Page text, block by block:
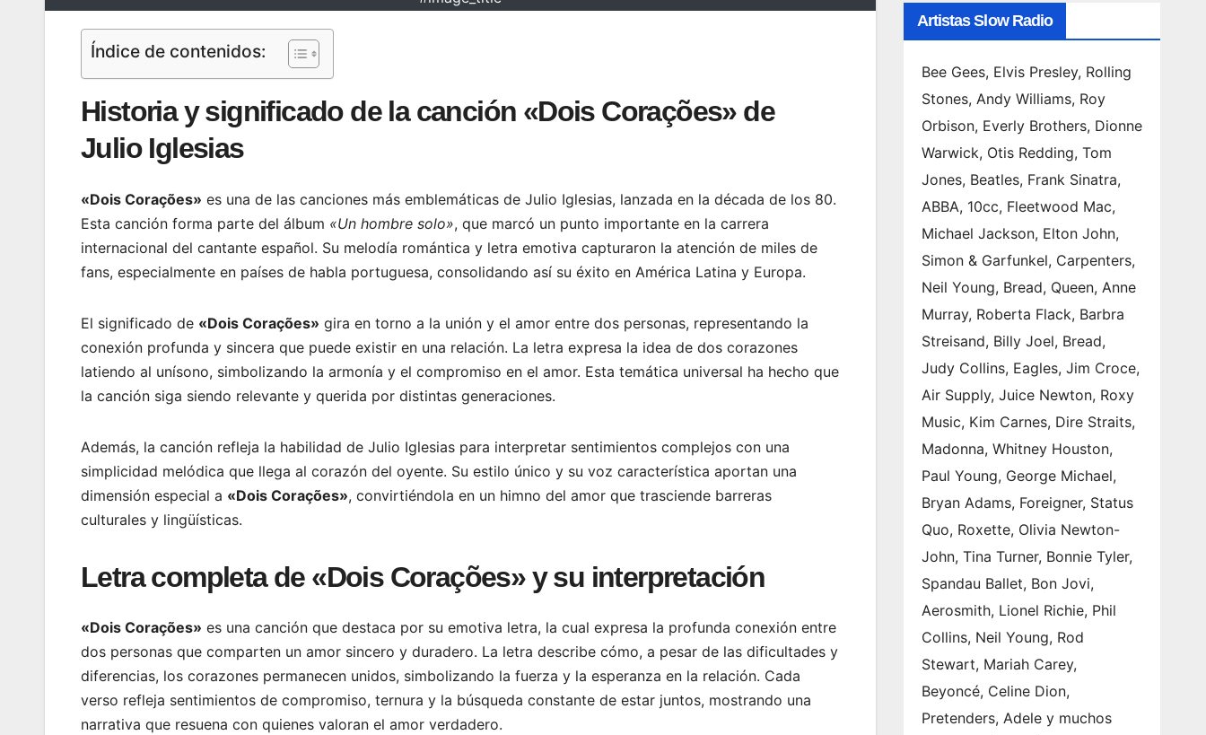
Índice de contenidos:
Historia y significado de la canción «Dois Corações» de
Julio Iglesias
«Dois Corações» es una de las canciones más emblemáticas de Julio Iglesias, lanzada en la década de los 80.
Esta canción forma parte del álbum «Un hombre solo», que marcó un punto importante en la carrera
internacional del cantante español. Su melodía romántica y letra emotiva capturaron la atención de miles de
fans, especialmente en países de habla portuguesa, consolidando así su éxito en América Latina y Europa.
El significado de «Dois Corações» gira en torno a la unión y el amor entre dos personas, representando la
conexión profunda y sincera que puede existir en una relación. La letra expresa la idea de dos corazones
latiendo al unísono, simbolizando la armonía y el compromiso en el amor. Esta temática universal ha hecho que
la canción siga siendo relevante y querida por distintas generaciones.
Además, la canción refleja la habilidad de Julio Iglesias para interpretar sentimientos complejos con una
simplicidad melódica que llega al corazón del oyente. Su estilo único y su voz característica aportan una
dimensión especial a «Dois Corações», convirtiéndola en un himno del amor que trasciende barreras
culturales y lingüísticas.
Letra completa de «Dois Corações» y su interpretación
«Dois Corações» es una canción que destaca por su emotiva letra, la cual expresa la profunda conexión entre
dos personas que comparten un amor sincero y duradero. La letra describe cómo, a pesar de las dificultades y
diferencias, los corazones permanecen unidos, simbolizando la fuerza y la esperanza en la relación. Cada
verso refleja sentimientos de compromiso, ternura y la búsqueda constante de estar juntos, mostrando una
narrativa que resuena con quienes valoran el amor verdadero.
Artistas Slow Radio
Bee Gees, Elvis Presley, Rolling
Stones, Andy Williams, Roy
Orbison, Everly Brothers, Dionne
Warwick, Otis Redding, Tom
Jones, Beatles, Frank Sinatra,
ABBA, 10cc, Fleetwood Mac,
Michael Jackson, Elton John,
Simon & Garfunkel, Carpenters,
Neil Young, Bread, Queen, Anne
Murray, Roberta Flack, Barbra
Streisand, Billy Joel, Bread,
Judy Collins, Eagles, Jim Croce,
Air Supply, Juice Newton, Roxy
Music, Kim Carnes, Dire Straits,
Madonna, Whitney Houston,
Paul Young, George Michael,
Bryan Adams, Foreigner, Status
Quo, Roxette, Olivia Newton-
John, Tina Turner, Bonnie Tyler,
Spandau Ballet, Bon Jovi,
Aerosmith, Lionel Richie, Phil
Collins, Neil Young, Rod
Stewart, Mariah Carey,
Beyoncé, Celine Dion,
Pretenders, Adele y muchos